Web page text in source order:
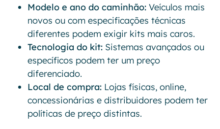
Modelo e ano do caminhão: Veículos mais
novos ou com especificações técnicas
diferentes podem exigir kits mais caros.
Tecnologia do kit: Sistemas avançados ou
específicos podem ter um preço
diferenciado.
Local de compra: Lojas físicas, online,
concessionárias e distribuidores podem ter
políticas de preço distintas.